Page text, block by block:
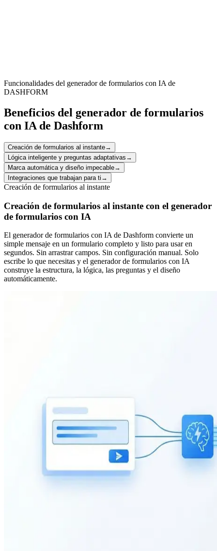
Funcionalidades del generador de formularios con IA de
DASHFORM
Beneficios del generador de formularios
con IA de Dashform
Creación de formularios al instante→
Lógica inteligente y preguntas adaptativas →
Marca automática y diseño impecable→
Integraciones que trabajan para ti →
Creación de formularios al instante
Creación de formularios al instante con el generador
de formularios con IA
El generador de formularios con IA de Dashform convierte un
simple mensaje en un formulario completo y listo para usar en
segundos. Sin arrastrar campos. Sin configuración manual. Solo
escribe lo que necesitas y el generador de formularios con IA
construye la estructura, la lógica, las preguntas y el diseño
automáticamente.